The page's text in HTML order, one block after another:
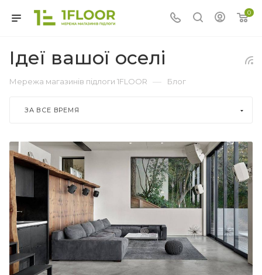
0
Ідеї вашої оселі
Мережа магазинів підлоги 1FLOOR — Блог
ЗА ВСЕ ВРЕМЯ